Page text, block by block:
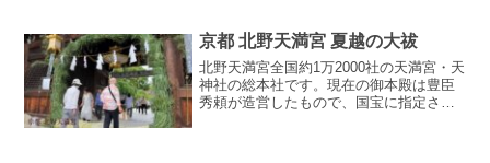
メイヨシ...
京都 北野天満宮 夏越の大祓
北野天満宮全国約1万2000社の天満宮・天
神社の総本社です。現在の御本殿は豊臣
秀頼が造営したもので、国宝に指定され